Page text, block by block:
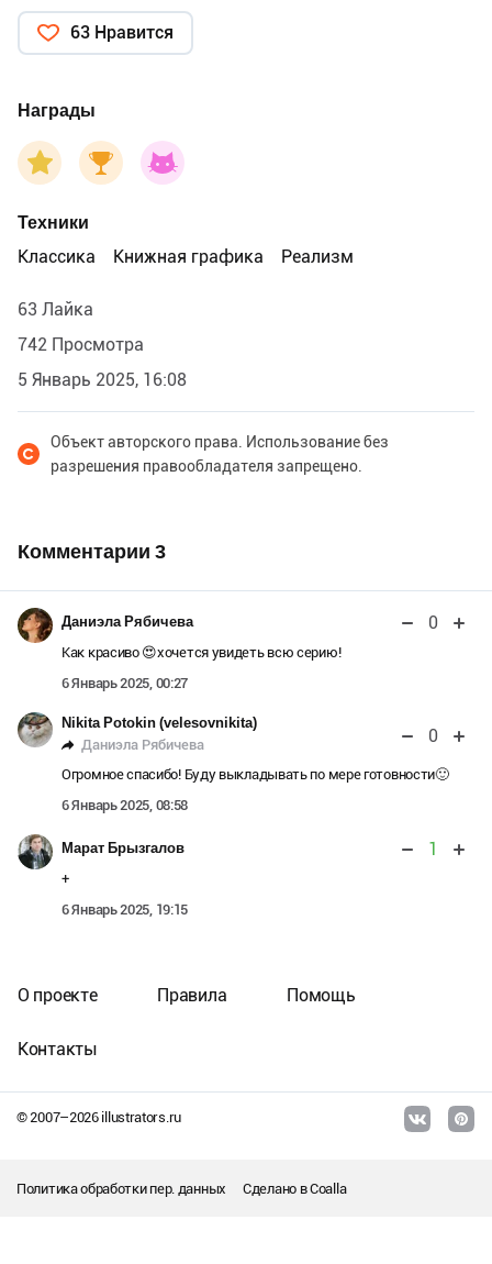
63 Нравится
Награды
Техники
Классика
Книжная графика Реализм
63 Лайка
742 Просмотра
5 Январь 2025, 16:08
Объект авторского права. Использование без
разрешения правообладателя запрещено.
Комментарии 3
Даниэла Рябичева 0
Как красиво 😍хочется увидеть всю серию!
6 Январь 2025, 00:27
Nikita Potokin (velesovnikita)
Даниэла Рябичева
0
Огромное спасибо! Буду выкладывать по мере готовности🙂
6 Январь 2025, 08:58
Марат Брызгалов 1
+
6 Январь 2025, 19:15
© 2007–2026illustrators.ru
О проекте Правила Помощь
Контакты
Политика обработки пер. данных Сделано вCoalla